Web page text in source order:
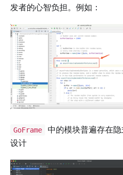
发者的心智负担。例如：
GoFrame
中的模块普遍存在
设计